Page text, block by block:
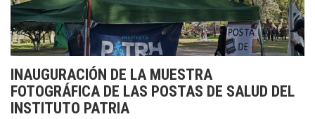
INAUGURACIÓN DE LA MUESTRA
FOTOGRÁFICA DE LAS POSTAS DE SALUD DEL
INSTITUTO PATRIA